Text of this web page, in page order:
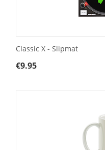
Classic X - Slipmat
€9.95